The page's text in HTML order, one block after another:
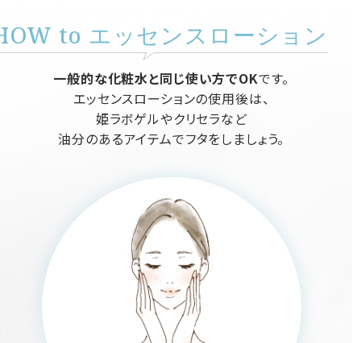
to エッセンスローション
一般的な化粧水と同じ使い方でOKです。
エッセンスローションの使用後は、
姫ラボゲルやクリセラなど
油分のあるアイテムでフタをしましょう。